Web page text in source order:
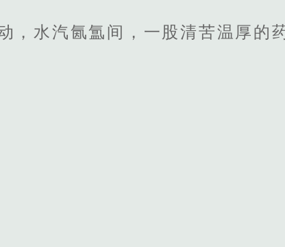
，水汽氤氲间，一股清苦温厚的